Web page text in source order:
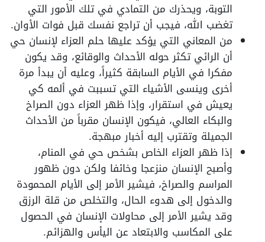
التوبة، ويحذرك من التمادي في تلك الأمور التي
تغضب الله، فيجب أن تراجع نفسك قبل فوات الأوان.
من المعاني التي يؤكد عليها حلم العزاء لإنسان حي
أن الرائي تكثر حوله الأحداث والوقائع، وقد يكون
مفكرا في الأيام السابقة كثيراً، وعليه أن يبدأ مرة
أخرى وينسى الأشياء التي تسببت في ألمه كي
يعيش في استقرار، وإذا ظهر العزاء دون الصراخ
والبكاء العالي، فيكون الإنسان مقرباً من الأحداث
الجميلة وتقترب إليه أخبار مبهجة.
إذا ظهر العزاء الخاص بشخص حي في المنام،
وأصبح الإنسان منزعجا وخائفا ولكن دون ظهور
المراسم والصراخ، فيشير الأمر إلى الأيام المحمودة
والدخول إلى هدوء الحال، والتخلص من قلة الرزق
وقد يشير الأمر إلى محاولات الإنسان في الحصول
على المكاسب والابتعاد عن اليأس والهزائم.